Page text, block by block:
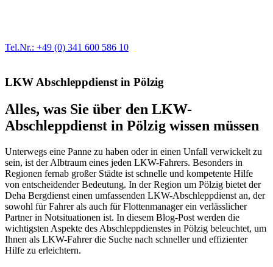
Tel.Nr.: +49 (0) 341 600 586 10
LKW Abschleppdienst in Pölzig
Alles, was Sie über den LKW-
Abschleppdienst in Pölzig wissen müssen
Unterwegs eine Panne zu haben oder in einen Unfall verwickelt zu
sein, ist der Albtraum eines jeden LKW-Fahrers. Besonders in
Regionen fernab großer Städte ist schnelle und kompetente Hilfe
von entscheidender Bedeutung. In der Region um Pölzig bietet der
Deha Bergdienst einen umfassenden LKW-Abschleppdienst an, der
sowohl für Fahrer als auch für Flottenmanager ein verlässlicher
Partner in Notsituationen ist. In diesem Blog-Post werden die
wichtigsten Aspekte des Abschleppdienstes in Pölzig beleuchtet, um
Ihnen als LKW-Fahrer die Suche nach schneller und effizienter
Hilfe zu erleichtern.